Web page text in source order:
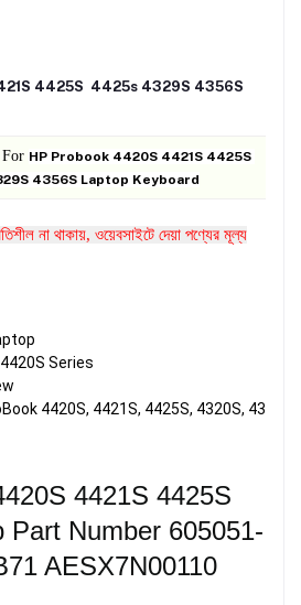
4425S 4425s 4329S 4356S
HP Probook 4420S 4421S 4425S
4356S Laptop Keyboard
না থাকায়, ওয়েবসাইটে দেয়া পণ্যের মূল্য
Series
4420S, 4421S, 4425S, 4320S,
4421S 4425S
Part Number 605051-
AESX7N00110